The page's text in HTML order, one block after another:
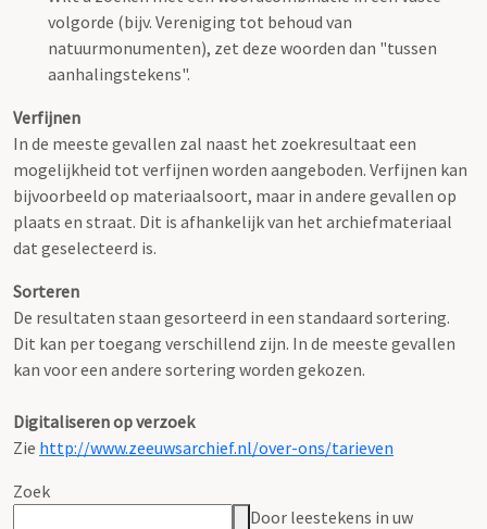
volgorde (bijv. Vereniging tot behoud van
natuurmonumenten), zet deze woorden dan "tussen
aanhalingstekens".
Verfijnen
In de meeste gevallen zal naast het zoekresultaat een
mogelijkheid tot verfijnen worden aangeboden. Verfijnen kan
bijvoorbeeld op materiaalsoort, maar in andere gevallen op
plaats en straat. Dit is afhankelijk van het archiefmateriaal
dat geselecteerd is.
Sorteren
De resultaten staan gesorteerd in een standaard sortering.
Dit kan per toegang verschillend zijn. In de meeste gevallen
kan voor een andere sortering worden gekozen.
Digitaliseren op verzoek
Zie http://www.zeeuwsarchief.nl/over-ons/tarieven
Zoek
Door leestekens in uw